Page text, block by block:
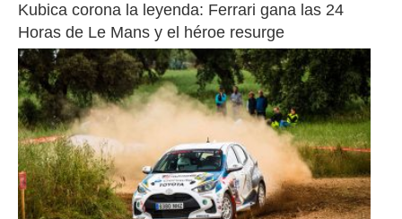
Kubica corona la leyenda: Ferrari gana las 24
Horas de Le Mans y el héroe resurge